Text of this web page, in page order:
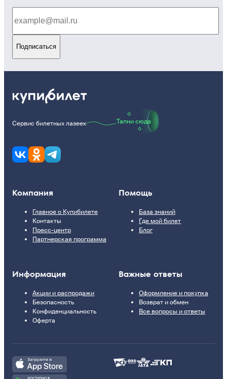
Подписаться
Сервис билетных лазеек Тапни сюда
Компания
Главное о Купибилете
Контакты
Пресс-центр
Партнерская программа
Помощь
База знаний
Где мой билет
Блог
Информация
Акции и распродажи
Безопасность
Конфиденциальность
Оферта
Важные ответы
Оформление и покупка
Возврат и обмен
Все вопросы и ответы